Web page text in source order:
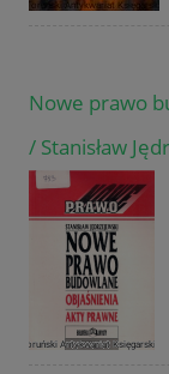
Nowe prawo
/ Stanisław